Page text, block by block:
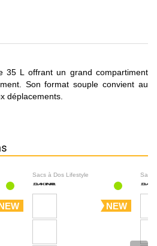
35 L offrant un grand compartiment
Son format souple convient au
déplacements.
Sacs à Dos Lifestyle
NEW
Sacs